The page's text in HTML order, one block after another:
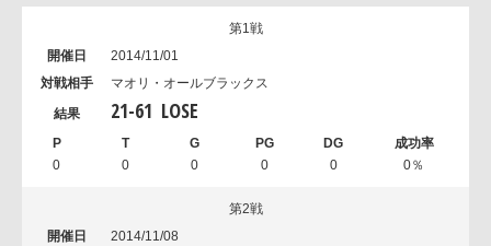
第1戦
2014/11/01
マオリ・オールブラックス
21-61 LOSE
0 0 0 0 0 0％
第2戦
2014/11/08